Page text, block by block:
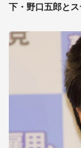
下・野口五郎と